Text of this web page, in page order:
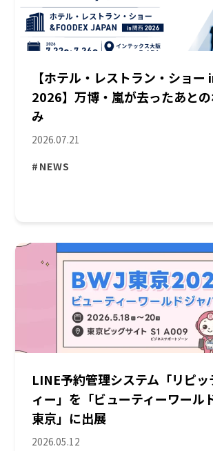
【ホテル・レストラン・ショー
2026】万博・嵐が去ったあと
み
2026.07.21
#NEWS
LINE予約管理システム「リピッ
ィー」を「ビューティーワール
東京」に出展
2026.05.12